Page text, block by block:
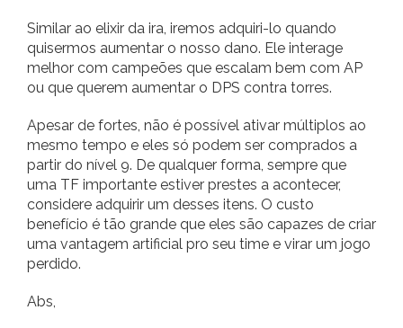
Similar ao elixir da ira, iremos adquiri-lo quando
quisermos aumentar o nosso dano. Ele interage
melhor com campeões que escalam bem com AP
ou que querem aumentar o DPS contra torres.
Apesar de fortes, não é possível ativar múltiplos ao
mesmo tempo e eles só podem ser comprados a
partir do nível 9. De qualquer forma, sempre que
uma TF importante estiver prestes a acontecer,
considere adquirir um desses itens. O custo
benefício é tão grande que eles são capazes de criar
uma vantagem artificial pro seu time e virar um jogo
perdido.
Abs,